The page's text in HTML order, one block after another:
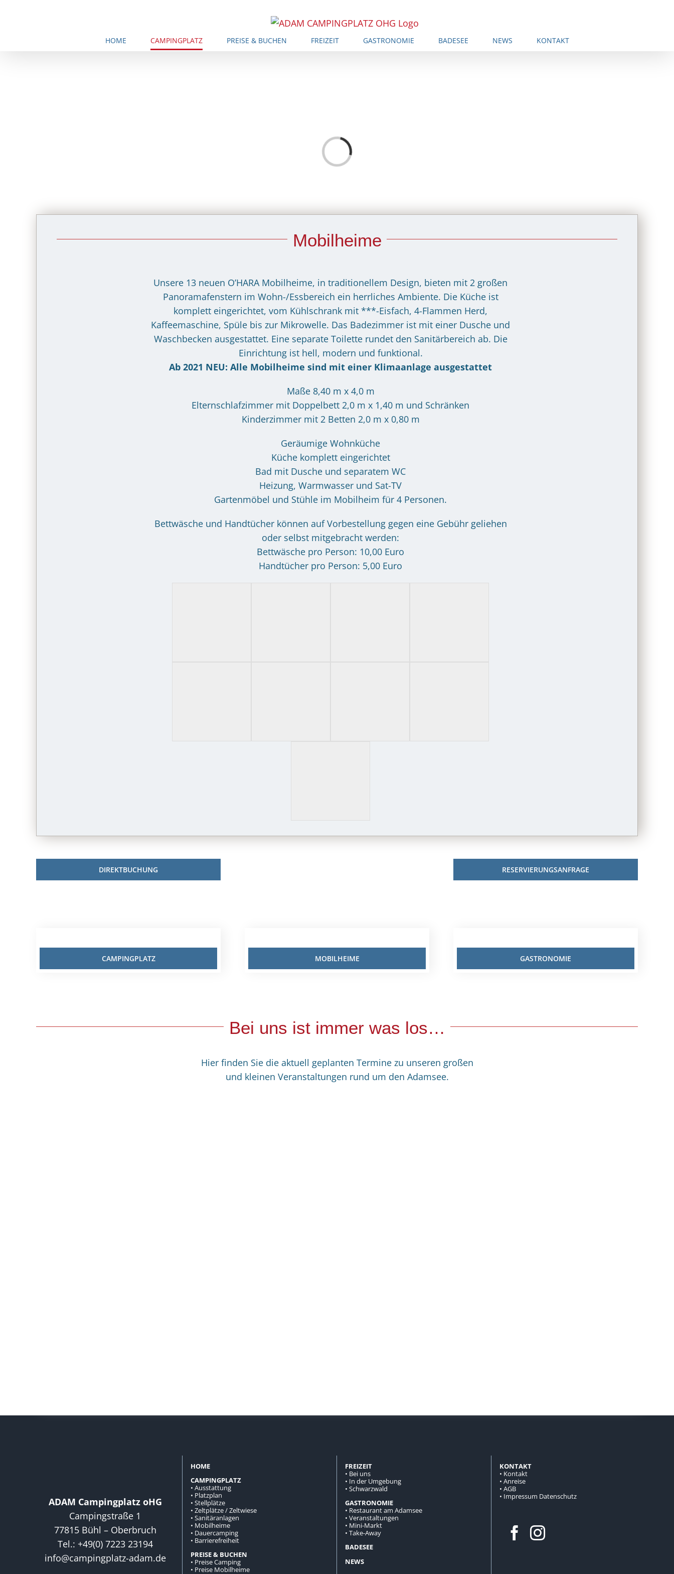
HOME CAMPINGPLATZ PREISE & BUCHEN FREIZEIT GASTRONOMIE BADESEE NEWS KONTAKT
Loading...
Mobilheime
Unsere 13 neuen O’HARA Mobilheime, in traditionellem Design, bieten mit 2 großen
Panoramafenstern im Wohn-/Essbereich ein herrliches Ambiente. Die Küche ist
komplett eingerichtet, vom Kühlschrank mit ***-Eisfach, 4-Flammen Herd,
Kaffeemaschine, Spüle bis zur Mikrowelle. Das Badezimmer ist mit einer Dusche und
Waschbecken ausgestattet. Eine separate Toilette rundet den Sanitärbereich ab. Die
Einrichtung ist hell, modern und funktional.
Ab 2021 NEU: Alle Mobilheime sind mit einer Klimaanlage ausgestattet
Maße 8,40 m x 4,0 m
Elternschlafzimmer mit Doppelbett 2,0 m x 1,40 m und Schränken
Kinderzimmer mit 2 Betten 2,0 m x 0,80 m
Geräumige Wohnküche
Küche komplett eingerichtet
Bad mit Dusche und separatem WC
Heizung, Warmwasser und Sat-TV
Gartenmöbel und Stühle im Mobilheim für 4 Personen.
Bettwäsche und Handtücher können auf Vorbestellung gegen eine Gebühr geliehen
oder selbst mitgebracht werden:
Bettwäsche pro Person: 10,00 Euro
Handtücher pro Person: 5,00 Euro
DIREKTBUCHUNG RESERVIERUNGSANFRAGE
CAMPINGPLATZ MOBILHEIME GASTRONOMIE
Bei uns ist immer was los…
Hier finden Sie die aktuell geplanten Termine zu unseren großen
und kleinen Veranstaltungen rund um den Adamsee.
ADAM Campingplatz oHG
Campingstraße 1
77815 Bühl – Oberbruch
Tel.: +49(0) 7223 23194
info@campingplatz-adam.de
HOME
CAMPINGPLATZ
• Ausstattung
• Platzplan
• Stellplätze
• Zeltplätze / Zeltwiese
• Sanitäranlagen
• Mobilheime
• Dauercamping
• Barrierefreiheit
PREISE & BUCHEN
• Preise Camping
• Preise Mobilheime
FREIZEIT
• Bei uns
• In der Umgebung
• Schwarzwald
GASTRONOMIE
• Restaurant am Adamsee
• Veranstaltungen
• Mini-Markt
• Take-Away
BADESEE
NEWS
KONTAKT
• Kontakt
• Anreise
• AGB
• Impressum Datenschutz